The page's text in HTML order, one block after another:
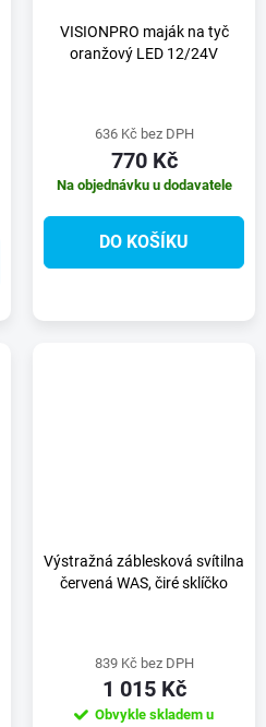
VISIONPRO maják na tyč
oranžový LED 12/24V
636 Kč bez DPH
770 Kč
Na objednávku u dodavatele
DO KOŠÍKU
Výstražná záblesková svítilna
červená WAS, čiré sklíčko
839 Kč bez DPH
1 015 Kč
Obvykle skladem u